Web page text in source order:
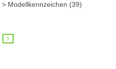
> Modellkennzeichen (39)